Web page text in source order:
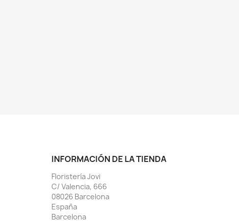
INFORMACIÓN DE LA TIENDA
Floristería Jovi
C/ Valencia, 666
08026 Barcelona
España
Barcelona